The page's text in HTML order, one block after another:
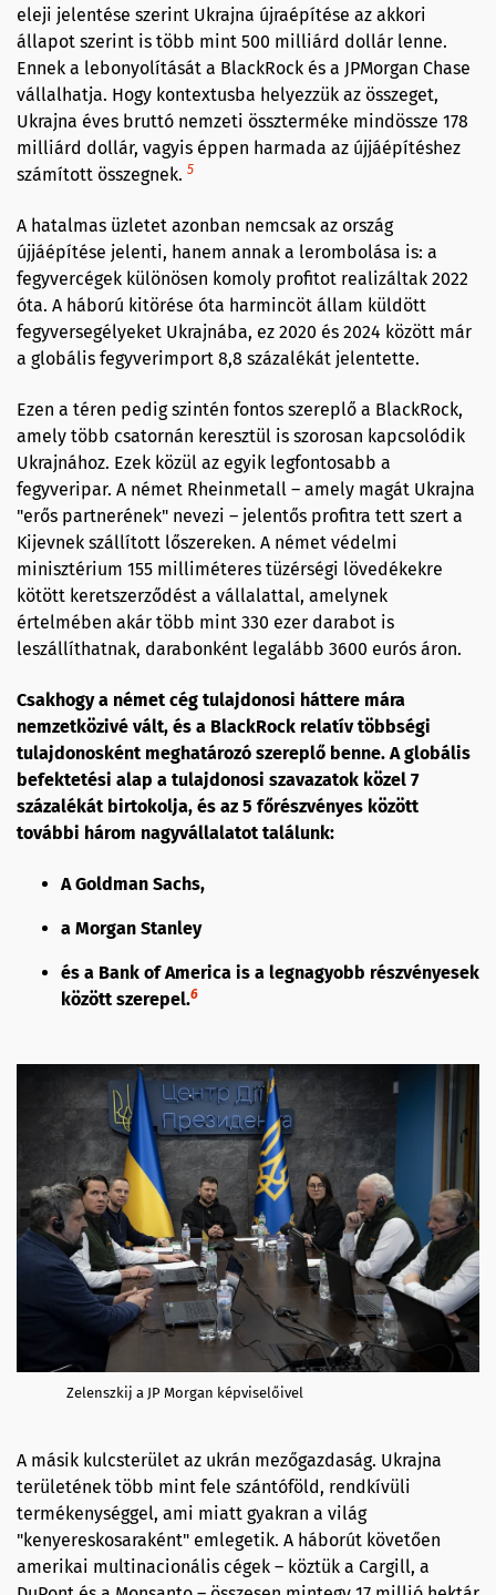
eleji jelentése szerint Ukrajna újraépítése az akkori
állapot szerint is több mint 500 milliárd dollár lenne.
Ennek a lebonyolítását a BlackRock és a JPMorgan Chase
vállalhatja. Hogy kontextusba helyezzük az összeget,
Ukrajna éves bruttó nemzeti összterméke mindössze 178
milliárd dollár, vagyis éppen harmada az újjáépítéshez
számított összegnek. 5
A hatalmas üzletet azonban nemcsak az ország
újjáépítése jelenti, hanem annak a lerombolása is: a
fegyvercégek különösen komoly profitot realizáltak 2022
óta. A háború kitörése óta harmincöt állam küldött
fegyversegélyeket Ukrajnába, ez 2020 és 2024 között már
a globális fegyverimport 8,8 százalékát jelentette.
Ezen a téren pedig szintén fontos szereplő a BlackRock,
amely több csatornán keresztül is szorosan kapcsolódik
Ukrajnához. Ezek közül az egyik legfontosabb a
fegyveripar. A német Rheinmetall – amely magát Ukrajna
"erős partnerének" nevezi – jelentős profitra tett szert a
Kijevnek szállított lőszereken. A német védelmi
minisztérium 155 milliméteres tüzérségi lövedékekre
kötött keretszerződést a vállalattal, amelynek
értelmében akár több mint 330 ezer darabot is
leszállíthatnak, darabonként legalább 3600 eurós áron.
Csakhogy a német cég tulajdonosi háttere mára
nemzetközivé vált, és a BlackRock relatív többségi
tulajdonosként meghatározó szereplő benne. A globális
befektetési alap a tulajdonosi szavazatok közel 7
százalékát birtokolja, és az 5 főrészvényes között
további három nagyvállalatot találunk:
A Goldman Sachs,
a Morgan Stanley
és a Bank of America is a legnagyobb részvényesek
között szerepel.6
Zelenszkij a JP Morgan képviselőivel
A másik kulcsterület az ukrán mezőgazdaság. Ukrajna
területének több mint fele szántóföld, rendkívüli
termékenységgel, ami miatt gyakran a világ
"kenyereskosaraként" emlegetik. A háborút követően
amerikai multinacionális cégek – köztük a Cargill, a